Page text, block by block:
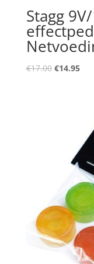
Stagg
€17.00 €14.95